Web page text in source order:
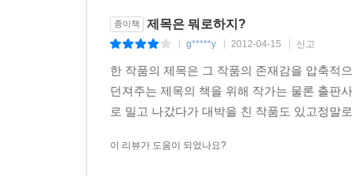
누구에게나 편집자는 필요하다. 히틀러의 『나의
도널드 트럼프의 책이 그랬다. 1990년대에 트럼
된 출판사는 난감했다. 트럼프의 첫 책 『거래
트럼프는 채권자들과 은행이 매달 건네주는 수
맞추어 『생존의 기술』로 제목을 바꾸었고, 그
종이책 제목은 뭐로하지?
g*****y 2012-04-15 신고
한 작품의 제목은 그 작품의 존재감을 압축적
던져주는 제목의 책을 위해 작가는 물론 출판
로 밀고 나갔다가 대박을 친 작품도 있고정말
이 리뷰가 도움이 되었나요?